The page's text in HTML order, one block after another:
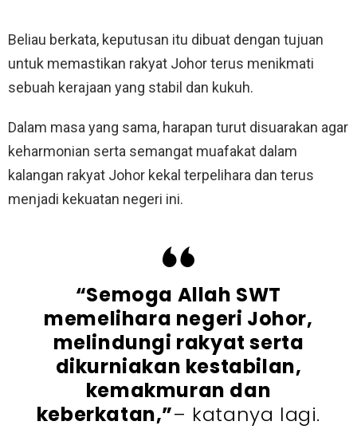
Beliau berkata, keputusan itu dibuat dengan tujuan
untuk memastikan rakyat Johor terus menikmati
sebuah kerajaan yang stabil dan kukuh.
Dalam masa yang sama, harapan turut disuarakan agar
keharmonian serta semangat muafakat dalam
kalangan rakyat Johor kekal terpelihara dan terus
menjadi kekuatan negeri ini.
“Semoga Allah SWT
memelihara negeri Johor,
melindungi rakyat serta
dikurniakan kestabilan,
kemakmuran dan
keberkatan,”– katanya lagi.